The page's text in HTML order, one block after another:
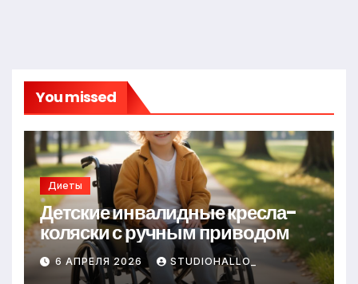
You missed
Диеты
Детские инвалидные кресла-
коляски с ручным приводом
6 АПРЕЛЯ 2026 STUDIOHALLO_